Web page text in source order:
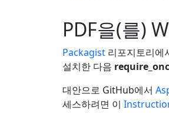
PDF을(를)
Packagist 리포지토리에
설치한 다음
대안으로 GitHub에서
세스하려면 이